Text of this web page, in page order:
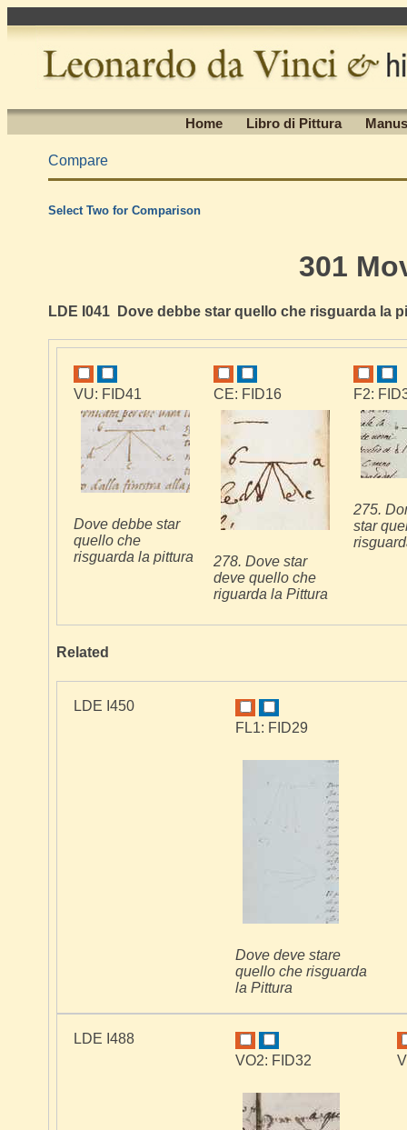
Home Libro di Pittura
Compare
Select Two for Comparison
301
LDE I041 Dove debbe star quello che risguarda la
VU: FID41
Dove debbe star
quello che
risguarda la pittura
CE: FID16
278. Dove star
deve quello che
riguarda la Pittura
F2:
275.
star
Related
LDE I450
FL1: FID29
Dove deve stare
quello che risguarda
la Pittura
LDE I488
VO2: FID32